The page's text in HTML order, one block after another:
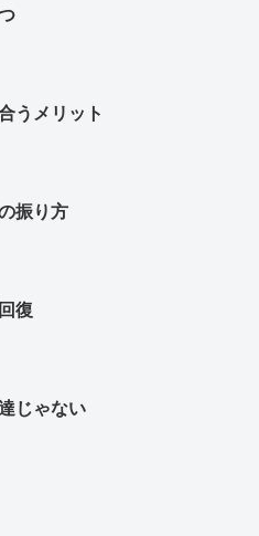
うメリット
振り方
復
じゃない